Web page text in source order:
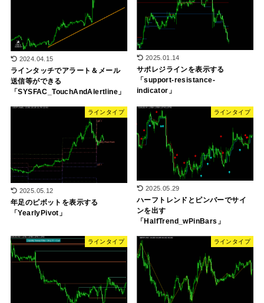
2024.04.15
ラインタッチでアラート＆メール
送信等ができる
「SYSFAC_TouchAndAlertline」
2025.01.14
サポレジラインを表示する
「support-resistance-
indicator」
ラインタイプ
2025.05.12
年足のピボットを表示する
「YearlyPivot」
ラインタイプ
2025.05.29
ハーフトレンドとピンバーでサイ
ンを出す
「HalfTrend_wPinBars」
ラインタイプ ラインタイプ